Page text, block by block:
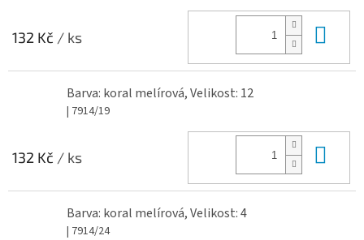
132 Kč / ks
Barva: koral melírová, Velikost: 12
| 7914/19
132 Kč / ks
Barva: koral melírová, Velikost: 4
| 7914/24